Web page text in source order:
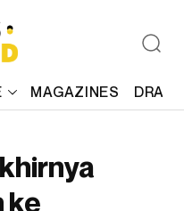
MAGAZINES
ke